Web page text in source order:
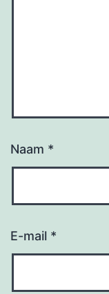
Naam *
E-mail *